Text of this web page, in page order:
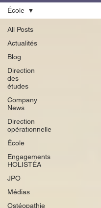
All Posts
Actualités
Blog
Direction
des
études
Company
News
Direction
opérationnelle
École
Engagements
HOLISTÉA
JPO
Médias
Ostéopathie
École